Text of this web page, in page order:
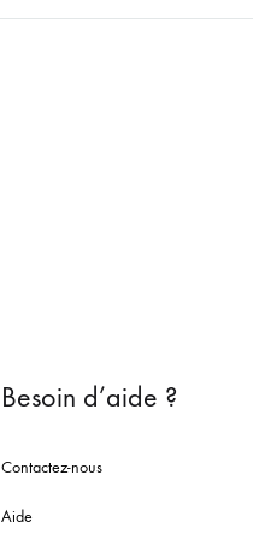
Besoin d’aide ?
Contactez-nous
Aide